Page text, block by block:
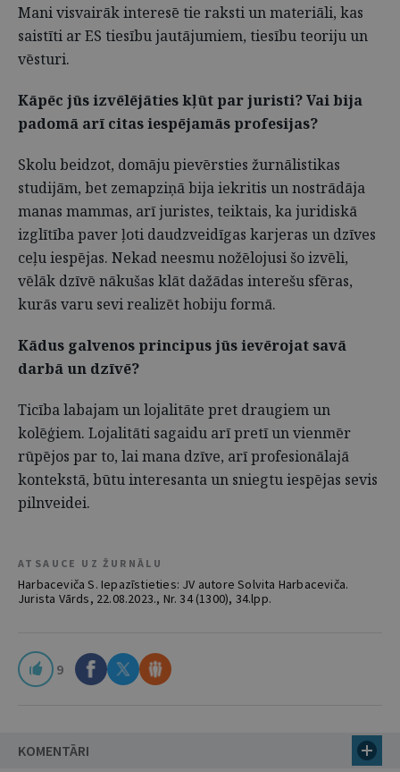
Mani visvairāk interesē tie raksti un materiāli, kas
saistīti ar ES tiesību jautājumiem, tiesību teoriju un
vēsturi.
Kāpēc jūs izvēlējāties kļūt par juristi? Vai bija
padomā arī citas iespējamās profesijas?
Skolu beidzot, domāju pievērsties žurnālistikas
studijām, bet zemapziņā bija iekritis un nostrādāja
manas mammas, arī juristes, teiktais, ka juridiskā
izglītība paver ļoti daudzveidīgas karjeras un dzīves
ceļu iespējas. Nekad neesmu nožēlojusi šo izvēli,
vēlāk dzīvē nākušas klāt dažādas interešu sfēras,
kurās varu sevi realizēt hobiju formā.
Kādus galvenos principus jūs ievērojat savā
darbā un dzīvē?
Ticība labajam un lojalitāte pret draugiem un
kolēģiem. Lojalitāti sagaidu arī pretī un vienmēr
rūpējos par to, lai mana dzīve, arī profesionālajā
kontekstā, būtu interesanta un sniegtu iespējas sevis
pilnveidei.
ATSAUCE UZ ŽURNĀLU
Harbaceviča S. Iepazīstieties: JV autore Solvita Harbaceviča.
Jurista Vārds, 22.08.2023., Nr. 34 (1300), 34.lpp.
9
KOMENTĀRI